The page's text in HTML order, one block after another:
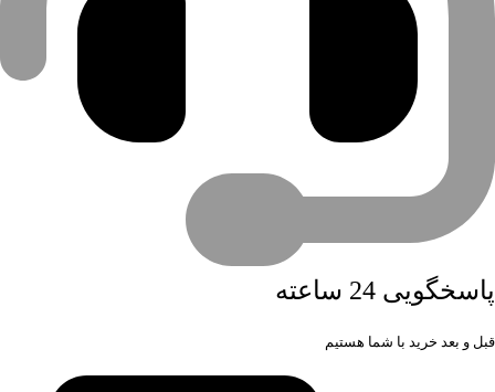
پاسخگویی 24 ساعته
قبل و بعد خرید با شما هستیم